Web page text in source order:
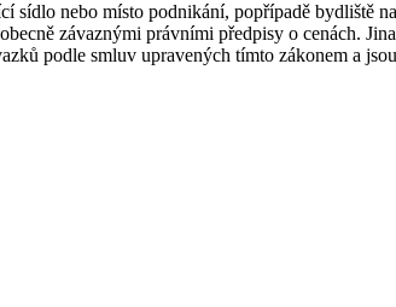
sídlo nebo místo podnikání, popřípadě bydliště
závaznými právními předpisy o cenách.
podle smluv upravených tímto zákonem a